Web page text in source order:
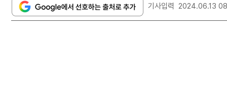
기사입력 2024.06.13